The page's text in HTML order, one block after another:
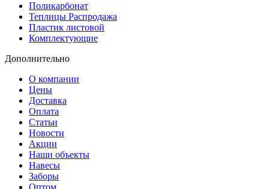
Поликарбонат
Теплицы Распродажа
Пластик листовой
Комплектующие
Дополнительно
О компании
Цены
Доставка
Оплата
Статьи
Новости
Акции
Наши объекты
Навесы
Заборы